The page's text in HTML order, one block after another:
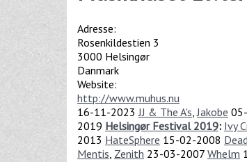
Adresse:
Rosenkildestien 3
3000 Helsingør
Danmark
Website:
http://www.muhus.nu
16-11-2023 JJ & The A's,Jakobe
2019 Helsingør Festival 2019: Ivy
2013 HateSphere 15-02-2008
Mentis, Zenith 23-03-2007 Whelm